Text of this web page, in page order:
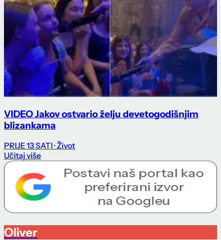
VIDEO Jakov ostvario želju devetogodišnjim
blizankama
PRIJE 13 SATI · Život
Učitaj više
Oliver